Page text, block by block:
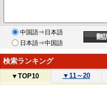
中国語⇒日本語
日本語⇒中国語
検索ランキング
▼ TOP10 ▼ 11～20